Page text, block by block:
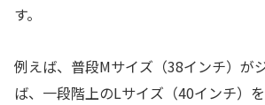
す。
例えば、普段Mサイズ（38インチ）が
ば、一段階上のLサイズ（40インチ）